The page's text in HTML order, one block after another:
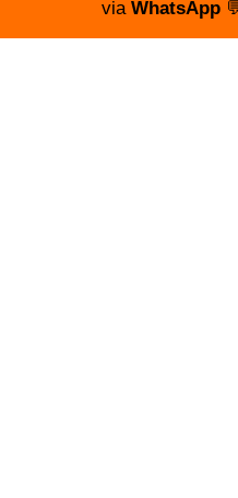
via WhatsApp